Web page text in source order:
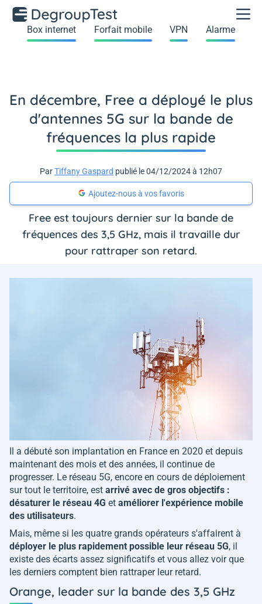
Box internet Forfait mobile VPN Alarme
En décembre, Free a déployé le plus
d'antennes 5G sur la bande de
fréquences la plus rapide
ParTiffany Gaspard publié le 04/12/2024 à 12h07
Ajoutez-nous à vos favoris
Free est toujours dernier sur la bande de
fréquences des 3,5 GHz, mais il travaille dur
pour rattraper son retard.
Il a débuté son implantation en France en 2020 et depuis
maintenant des mois et des années, il continue de
progresser. Le réseau 5G, encore en cours de déploiement
sur tout le territoire, est arrivé avec de gros objectifs :
désaturer le réseau 4G et améliorer l'expérience mobile
des utilisateurs.
Mais, même si les quatre grands opérateurs s'affairent à
déployer le plus rapidement possible leur réseau 5G, il
existe des écarts assez significatifs et vous allez voir que
les derniers comptent bien rattraper leur retard.
Orange, leader sur la bande des 3,5 GHz